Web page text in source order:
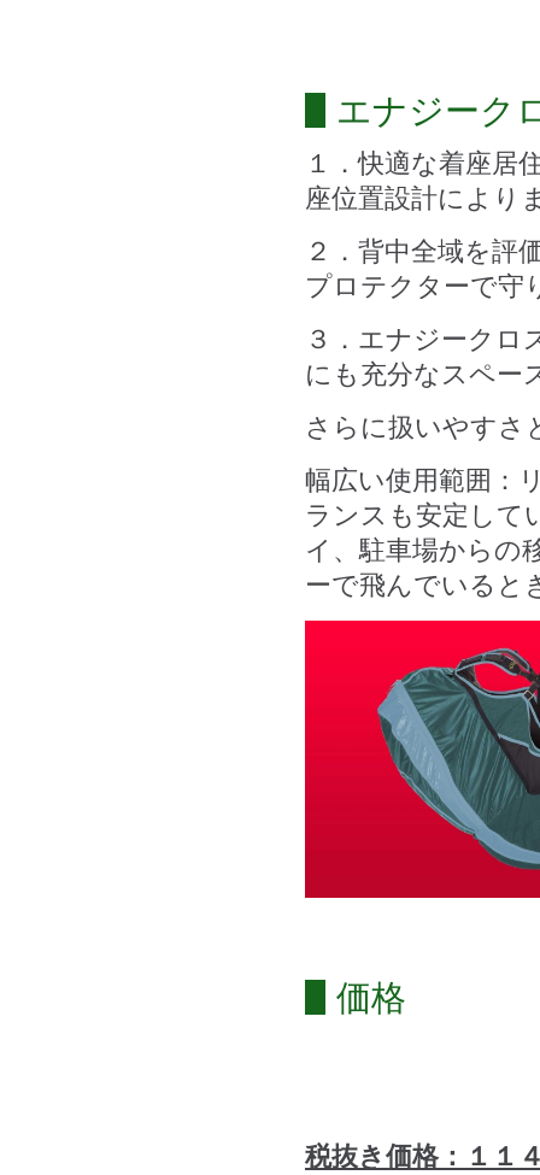
エナジーク
１．快適な着座居
座位置設計により
２． 背中全域を評
プロテクターで守
３．エナジークロ
にも充分なスペー
さらに扱いやすさ
幅広い使用範囲：
ランスも安定して
イ、駐車場からの
ーで飛んでいると
価格
税抜き価格：１１